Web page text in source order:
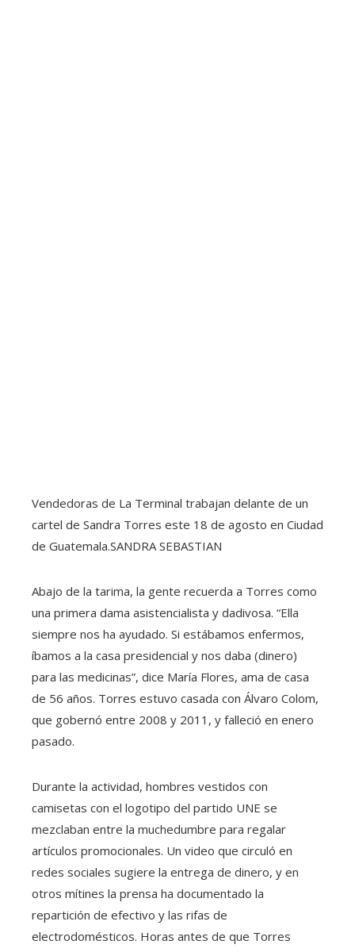
Vendedoras de La Terminal trabajan delante de un
cartel de Sandra Torres este 18 de agosto en Ciudad
de Guatemala.SANDRA SEBASTIAN
Abajo de la tarima, la gente recuerda a Torres como
una primera dama asistencialista y dadivosa. “Ella
siempre nos ha ayudado. Si estábamos enfermos,
íbamos a la casa presidencial y nos daba (dinero)
para las medicinas”, dice María Flores, ama de casa
de 56 años. Torres estuvo casada con Álvaro Colom,
que gobernó entre 2008 y 2011, y falleció en enero
pasado.
Durante la actividad, hombres vestidos con
camisetas con el logotipo del partido UNE se
mezclaban entre la muchedumbre para regalar
artículos promocionales. Un video que circuló en
redes sociales sugiere la entrega de dinero, y en
otros mítines la prensa ha documentado la
repartición de efectivo y las rifas de
electrodomésticos. Horas antes de que Torres